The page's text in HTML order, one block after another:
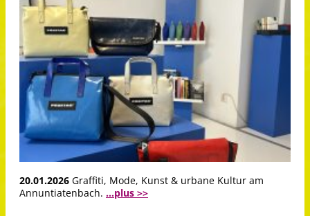
20.01.2026 Graffiti, Mode, Kunst & urbane Kultur am
Annuntiatenbach. ...plus >>